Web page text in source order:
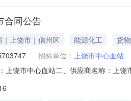
合同公告
｜上饶市｜信州区 能源化工
货物
招标单位： 上饶市中心血站
上饶市中心血站二、供应商名称：上
易事特应急电源易事特/